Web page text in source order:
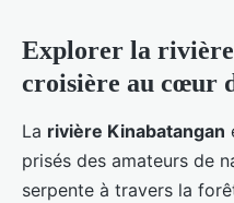
Explorer la
croisière au cœur
La rivière Kinabatangan
prisés des amateurs de
serpente à travers la